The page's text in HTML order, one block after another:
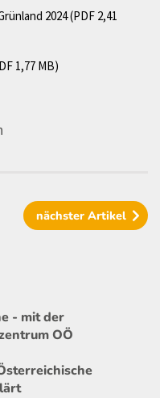
2024 (PDF 2,41
1,77 MB)
nächster Artikel
- mit der
OÖ